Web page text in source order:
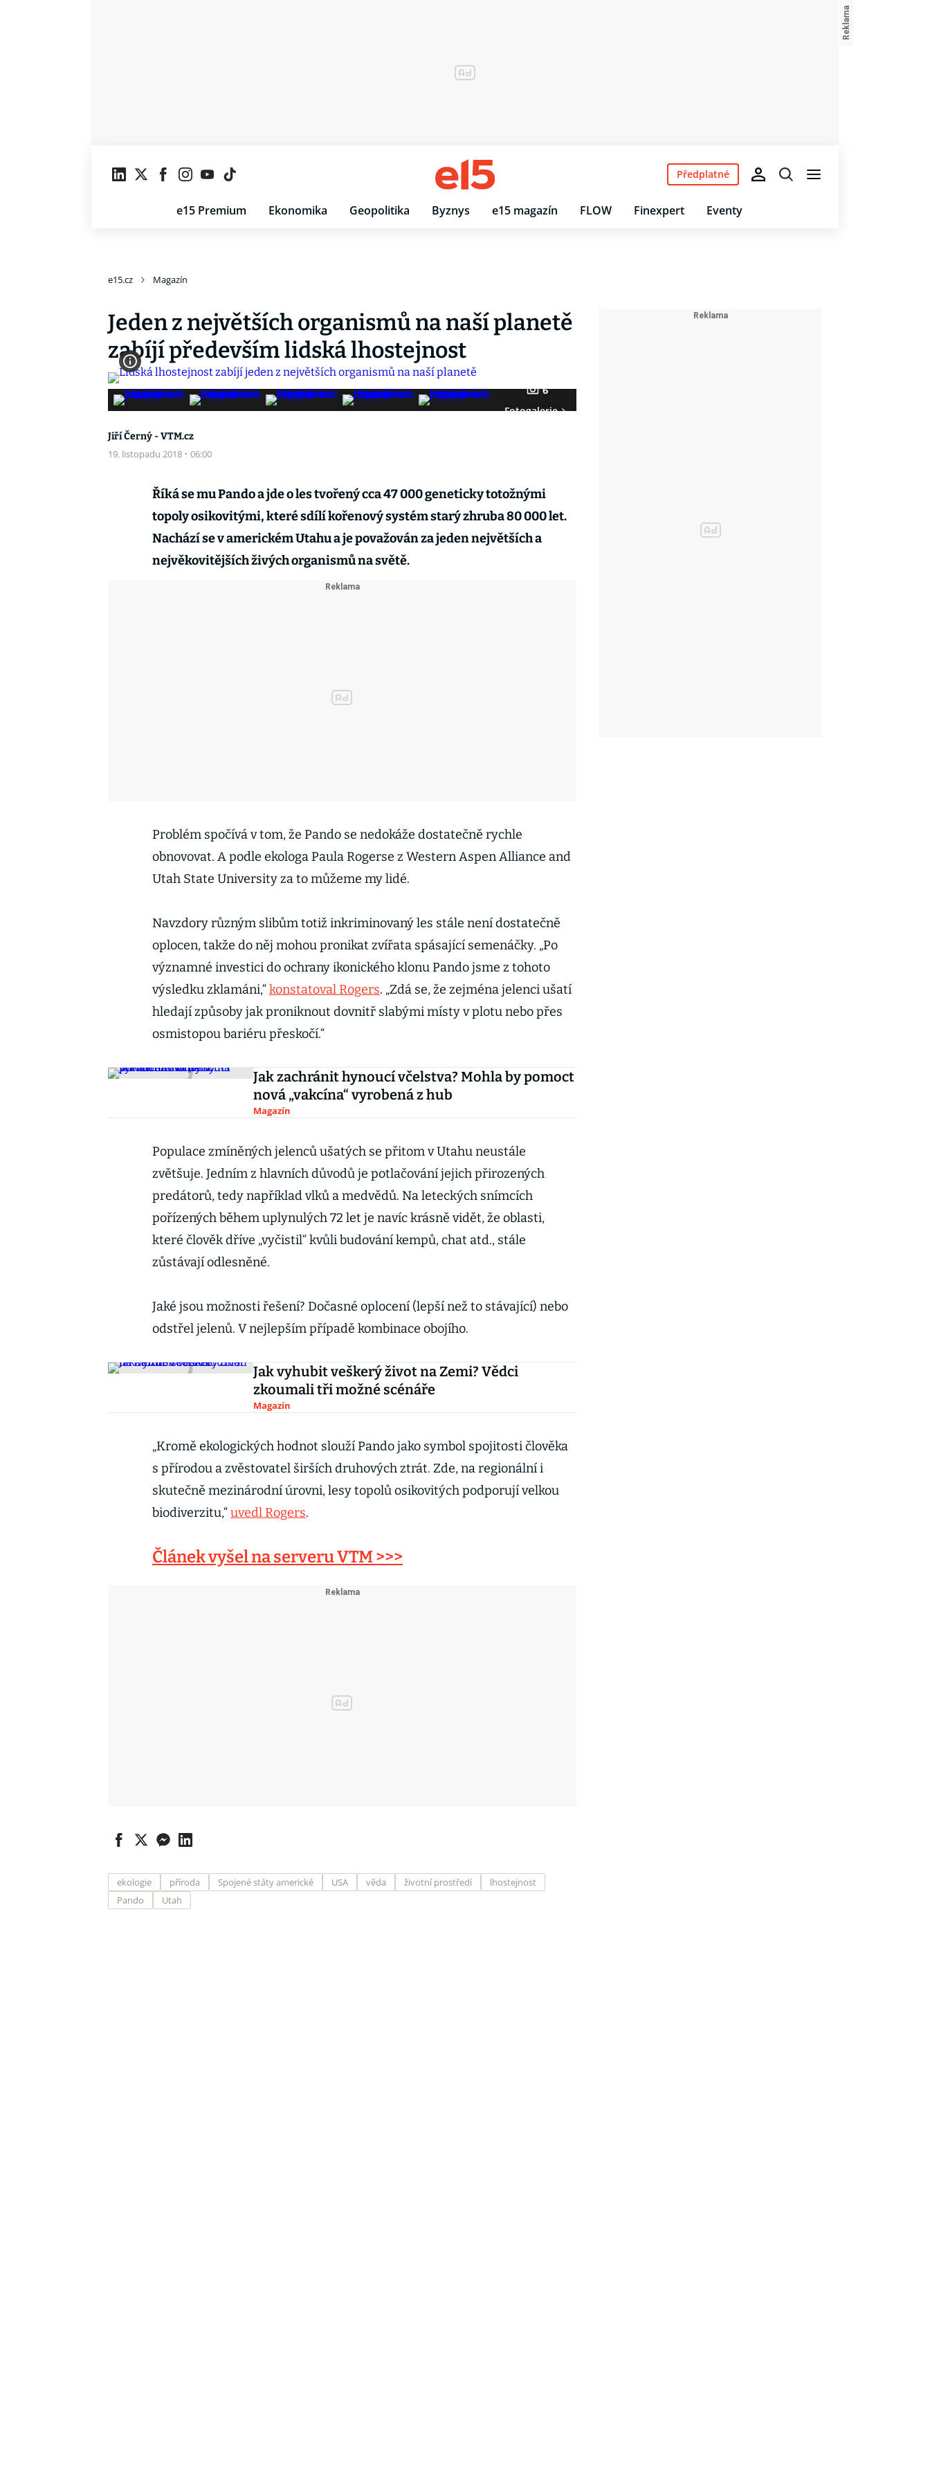
e15 Premium Ekonomika Geopolitika Byznys e15 magazín FLOW Finexpert Eventy
Předplatné
e15.cz Magazín
Jeden z největších organismů na naší planetě
zabíjí především lidská lhostejnost
6
Fotogalerie
Jiří Černý - VTM.cz
19. listopadu 2018 · 06:00
Říká se mu Pando a jde o les tvořený cca 47 000 geneticky totožnými
topoly osikovitými, které sdílí kořenový systém starý zhruba 80 000 let.
Nachází se v americkém Utahu a je považován za jeden největších a
nejvěkovitějších živých organismů na světě.
Problém spočívá v tom, že Pando se nedokáže dostatečně rychle
obnovovat. A podle ekologa Paula Rogerse z Western Aspen Alliance and
Utah State University za to můžeme my lidé.
Navzdory různým slibům totiž inkriminovaný les stále není dostatečně
oplocen, takže do něj mohou pronikat zvířata spásající semenáčky. „Po
významné investici do ochrany ikonického klonu Pando jsme z tohoto
výsledku zklamáni,“konstatoval Rogers. „Zdá se, že zejména jelenci ušatí
hledají způsoby jak proniknout dovnitř slabými místy v plotu nebo přes
osmistopou bariéru přeskočí.“
Jak zachránit hynoucí včelstva? Mohla by pomoct
nová „vakcína“ vyrobená z hub
Magazín
Populace zmíněných jelenců ušatých se přitom v Utahu neustále
zvětšuje. Jedním z hlavních důvodů je potlačování jejich přirozených
predátorů, tedy například vlků a medvědů. Na leteckých snímcích
pořízených během uplynulých 72 let je navíc krásně vidět, že oblasti,
které člověk dříve „vyčistil“ kvůli budování kempů, chat atd., stále
zůstávají odlesněné.
Jaké jsou možnosti řešení? Dočasné oplocení (lepší než to stávající) nebo
odstřel jelenů. V nejlepším případě kombinace obojího.
Jak vyhubit veškerý život na Zemi? Vědci
zkoumali tři možné scénáře
Magazín
„Kromě ekologických hodnot slouží Pando jako symbol spojitosti člověka
s přírodou a zvěstovatel širších druhových ztrát. Zde, na regionální i
skutečně mezinárodní úrovni, lesy topolů osikovitých podporují velkou
biodiverzitu,“uvedl Rogers.
Článek vyšel na serveru VTM >>>
ekologie příroda Spojené státy americké USA věda životní prostředí
lhostejnost
Pando
Utah